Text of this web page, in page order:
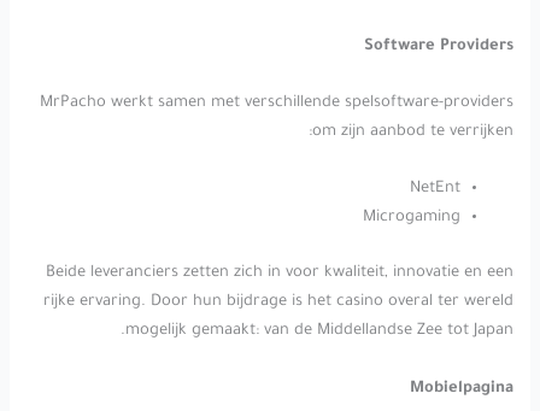
Software Providers
MrPacho werkt samen met verschillende spelsoftware-providers
om zijn aanbod te verrijken:
NetEnt
Microgaming
Beide leveranciers zetten zich in voor kwaliteit, innovatie en een
rijke ervaring. Door hun bijdrage is het casino overal ter wereld
mogelijk gemaakt: van de Middellandse Zee tot Japan.
Mobielpagina